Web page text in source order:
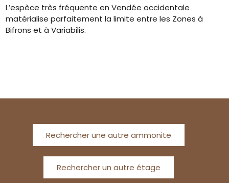
L’espèce très fréquente en Vendée occidentale
matérialise parfaitement la limite entre les Zones à
Bifrons et à Variabilis.
Rechercher une autre ammonite
Rechercher un autre étage